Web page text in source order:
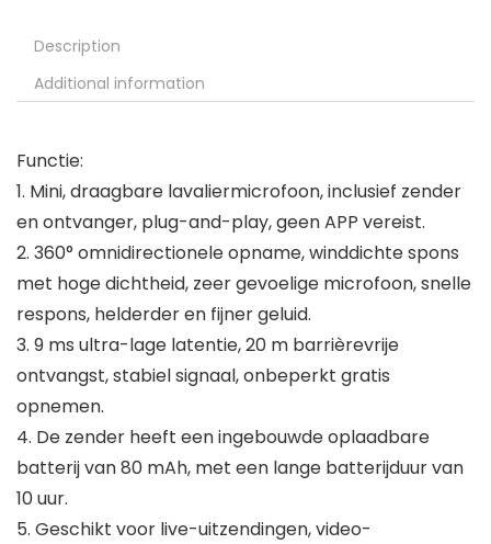
Description
Additional information
Functie:
1. Mini, draagbare lavaliermicrofoon, inclusief zender
en ontvanger, plug-and-play, geen APP vereist.
2. 360° omnidirectionele opname, winddichte spons
met hoge dichtheid, zeer gevoelige microfoon, snelle
respons, helderder en fijner geluid.
3. 9 ms ultra-lage latentie, 20 m barrièrevrije
ontvangst, stabiel signaal, onbeperkt gratis
opnemen.
4. De zender heeft een ingebouwde oplaadbare
batterij van 80 mAh, met een lange batterijduur van
10 uur.
5. Geschikt voor live-uitzendingen, video-